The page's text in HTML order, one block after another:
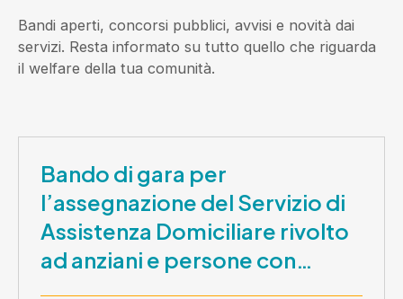
Bandi aperti, concorsi pubblici, avvisi e novità dai
servizi. Resta informato su tutto quello che riguarda
il welfare della tua comunità.
Bando di gara per
l’assegnazione del Servizio di
Assistenza Domiciliare rivolto
ad anziani e persone con